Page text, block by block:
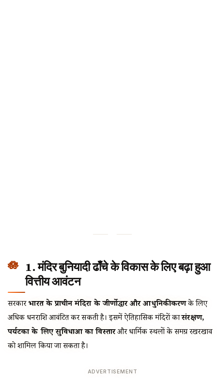
1. मंदिर बुनियादी ढाँचे के विकास के लिए बढ़ा हुआ
वित्तीय आवंटन
सरकारभारत के प्राचीन मंदिरों के जीर्णोद्धार और आधुनिकीकरणके लिए
अधिक धनराशि आवंटित कर सकती है। इसमें ऐतिहासिक मंदिरों कासंरक्षण,
पर्यटकों के लिए सुविधाओं का विस्तारऔर धार्मिक स्थलों के समग्र रखरखाव
को शामिल किया जा सकता है।
ADVERTISEMENT